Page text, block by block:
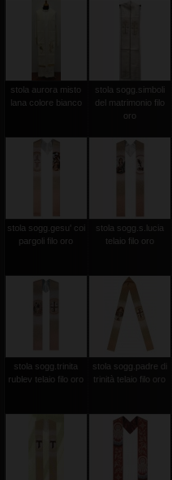
stola aurora misto
lana colore bianco
stola sogg.simboli
del matrimonio filo
oro
stola sogg.gesu' coi
pargoli filo oro
stola sogg.s.lucia
telaio filo oro
stola sogg.trinita
rublev telaio filo oro
stola sogg.padre di
trinità telaio filo oro